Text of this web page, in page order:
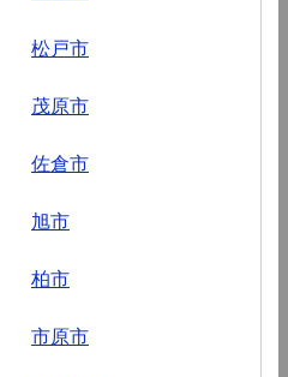
松戸市
茂原市
佐倉市
旭市
柏市
市原市